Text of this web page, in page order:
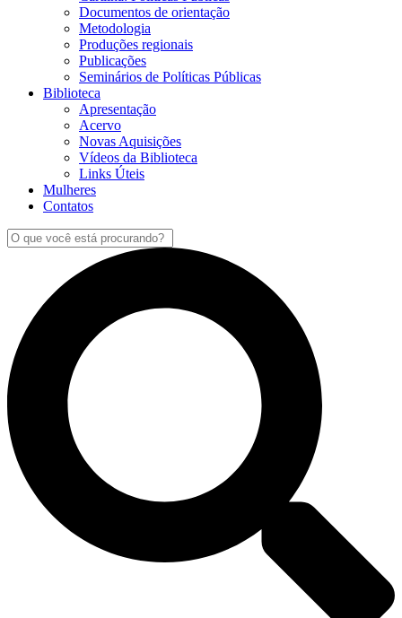
Documentos de orientação
Metodologia
Produções regionais
Publicações
Seminários de Políticas Públicas
Biblioteca
Apresentação
Acervo
Novas Aquisições
Vídeos da Biblioteca
Links Úteis
Mulheres
Contatos